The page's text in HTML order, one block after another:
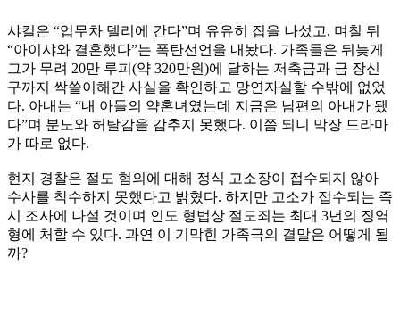
샤킬은 “업무차 델리에 간다”며 유유히 집을 나섰고, 며칠 뒤
“아이샤와 결혼했다”는 폭탄선언을 내놨다. 가족들은 뒤늦게
그가 무려 20만 루피(약 320만원)에 달하는 저축금과 금 장신
구까지 싹쓸이해간 사실을 확인하고 망연자실할 수밖에 없었
다. 아내는 “내 아들의 약혼녀였는데 지금은 남편의 아내가 됐
다”며 분노와 허탈감을 감추지 못했다. 이쯤 되니 막장 드라마
가 따로 없다.
현지 경찰은 절도 혐의에 대해 정식 고소장이 접수되지 않아
수사를 착수하지 못했다고 밝혔다. 하지만 고소가 접수되는 즉
시 조사에 나설 것이며 인도 형법상 절도죄는 최대 3년의 징역
형에 처할 수 있다. 과연 이 기막힌 가족극의 결말은 어떻게 될
까?